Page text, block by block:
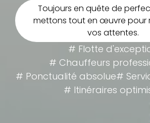
Toujours en quête de
mettons tout en œuvre pour
vos attentes.
# Flotte
# Chauffeurs
# Ponctualité absolue#
# Itinéraires